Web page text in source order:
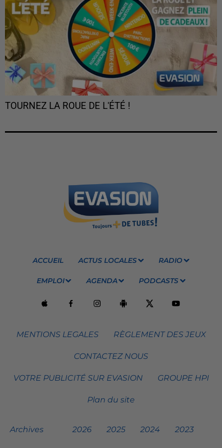
TOURNEZ LA ROUE DE L'ÉTÉ !
ACCUEIL ACTUS LOCALES RADIO
EMPLOI AGENDA PODCASTS
MENTIONS LEGALES RÈGLEMENT DES JEUX
CONTACTEZ NOUS
VOTRE PUBLICITÉ SUR EVASION GROUPE HPI
Plan du site
Archives 2026 2025 2024 2023